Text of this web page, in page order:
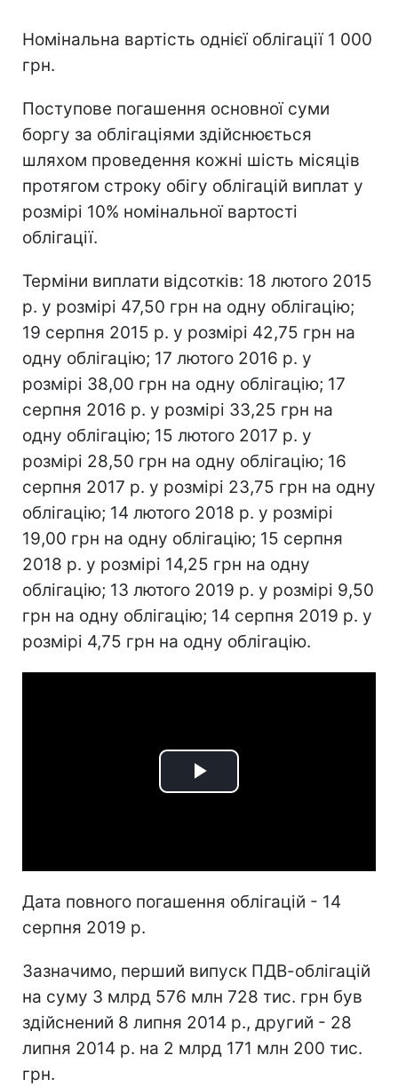
Номінальна вартість однієї облігації 1 000
грн.
Поступове погашення основної суми
боргу за облігаціями здійснюється
шляхом проведення кожні шість місяців
протягом строку обігу облігацій виплат у
розмірі 10% номінальної вартості
облігації.
Терміни виплати відсотків: 18 лютого 2015
р. у розмірі 47,50 грн на одну облігацію;
19 серпня 2015 р. у розмірі 42,75 грн на
одну облігацію; 17 лютого 2016 р. у
розмірі 38,00 грн на одну облігацію; 17
серпня 2016 р. у розмірі 33,25 грн на
одну облігацію; 15 лютого 2017 р. у
розмірі 28,50 грн на одну облігацію; 16
серпня 2017 р. у розмірі 23,75 грн на одну
облігацію; 14 лютого 2018 р. у розмірі
19,00 грн на одну облігацію; 15 серпня
2018 р. у розмірі 14,25 грн на одну
облігацію; 13 лютого 2019 р. у розмірі 9,50
грн на одну облігацію; 14 серпня 2019 р. у
розмірі 4,75 грн на одну облігацію.
Play
Дата повного погашення облігацій - 14
серпня 2019 р.
Зазначимо, перший випуск ПДВ-облігацій
на суму 3 млрд 576 млн 728 тис. грн був
здійснений 8 липня 2014 р., другий - 28
липня 2014 р. на 2 млрд 171 млн 200 тис.
грн.